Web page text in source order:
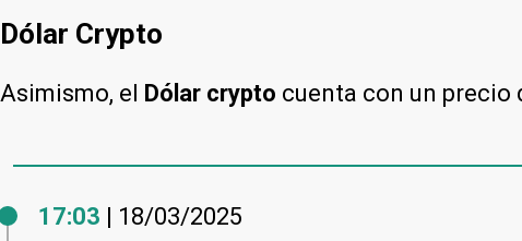
Dólar Crypto
Asimismo, el Dólar crypto cuenta con un precio
17:03 | 18/03/2025